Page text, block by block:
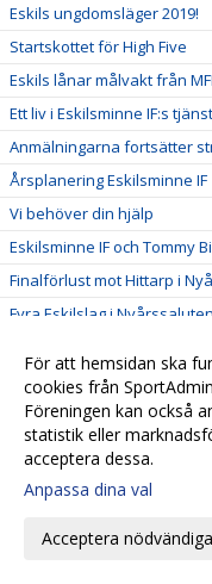
Eskils ungdomsläger 2019!
Startskottet för High Five
Eskils lånar målvakt från
Ett liv i Eskilsminne IF:s tjänst
Anmälningarna fortsätter
Årsplanering Eskilsminne IF
Vi behöver din hjälp
Eskilsminne IF och Tommy
Finalförlust mot Hittarp i
Fyra Eskilslag i Nyårssaluten
Eskilsbladet del 1 -
Ett guld och två silver till
High Five ska skapa
Tre Eskilslag i Senior-HM
130 lag redan anmälda till
I Eskilshuset finns häftiga
För att hemsidan ska
cookies från
Föreningen kan också
statistik eller
acceptera dessa.
Anpassa dina val
Acceptera nödvändiga